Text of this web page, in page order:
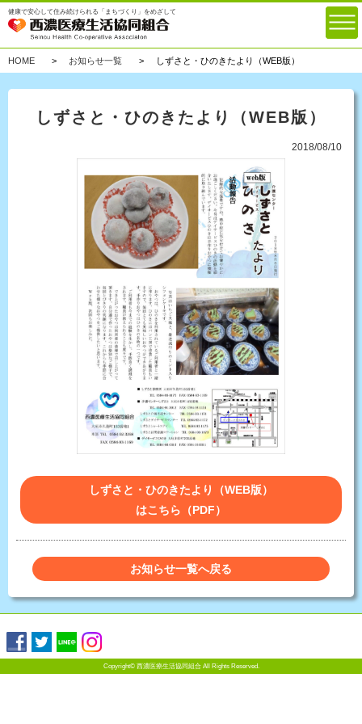
健康で安心して住み続けられる「まちづくり」をめざして
HOME お知らせ一覧 しずさと・ひのきたより（WEB版）
しずさと・ひのきたより（WEB版）
2018/08/10
しずさと・ひのきたより（WEB版）
はこちら（PDF）
お知らせ一覧へ戻る
Copyright© 西濃医療生活協同組合All Rights Reserved.